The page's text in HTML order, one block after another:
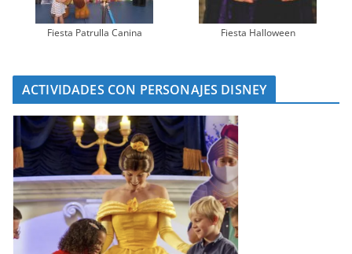
Fiesta Patrulla Canina Fiesta Halloween
ACTIVIDADES CON PERSONAJES DISNEY